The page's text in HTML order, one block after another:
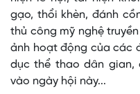
gạo, thổi khèn, đánh
thủ công mỹ nghệ
ảnh hoạt động của các
dục thể thao dân gian,
vào ngày hội này...